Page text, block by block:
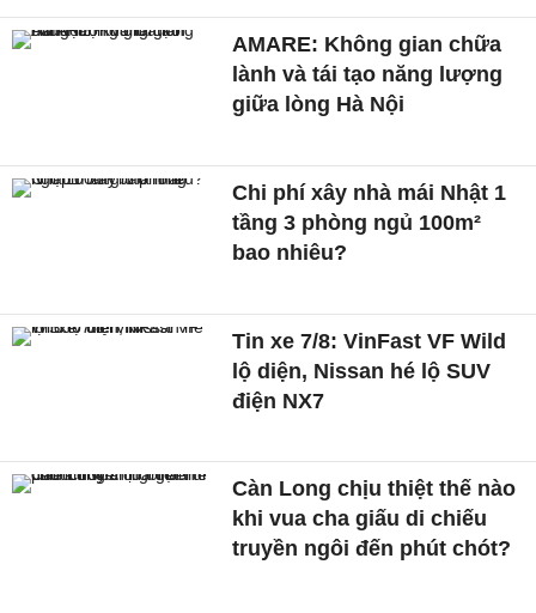
AMARE: Không gian chữa
lành và tái tạo năng lượng
giữa lòng Hà Nội
Chi phí xây nhà mái Nhật 1
tầng 3 phòng ngủ 100m²
bao nhiêu?
Tin xe 7/8: VinFast VF Wild
lộ diện, Nissan hé lộ SUV
điện NX7
Càn Long chịu thiệt thế nào
khi vua cha giấu di chiếu
truyền ngôi đến phút chót?